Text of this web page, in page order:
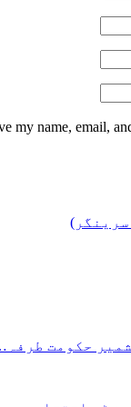
my name, email,